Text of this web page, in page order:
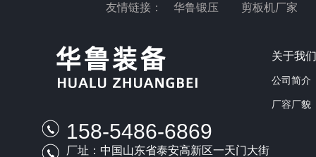
友情链接： 华鲁锻压 剪板机厂家
158-5486-6869
厂址：中国山东省泰安高新区一天门大街
关于我们
公司简介
厂容厂貌